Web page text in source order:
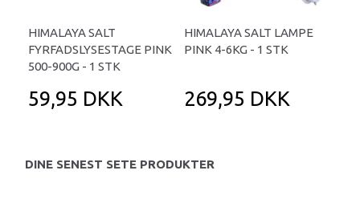
HIMALAYA SALT
FYRFADSLYSESTAGE PINK
500-900G - 1 STK
59,95 DKK
HIMALAYA SALT LAMPE
PINK 4-6KG - 1 STK
269,95 DKK
DINE SENEST SETE PRODUKTER